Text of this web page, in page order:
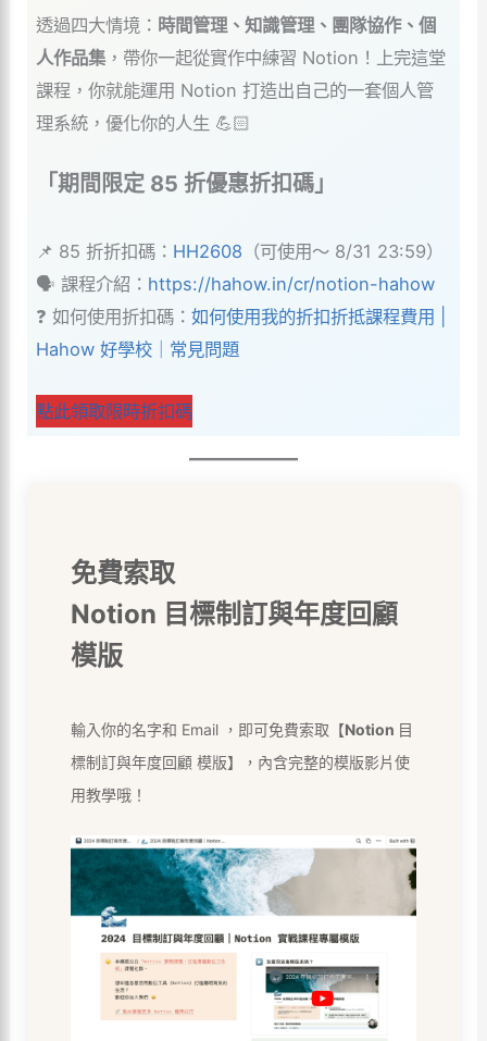
透過四大情境： 時間管理、知識管理、團隊協作、個
人作品集 ，帶你一起從實作中練習 Notion！上完這堂
課程，你就能運用 Notion 打造出自己的一套個人管
理系統，優化你的人生 💪🏻
「期間限定 85 折優惠折扣碼」
📌 85 折折扣碼： HH2608 （可使用～ 8/31 23:59）
🗣 課程介紹： https://hahow.in/cr/notion-hahow
❓ 如何使用折扣碼：如何使用我的折扣折抵課程費用 |
Hahow 好學校｜常見問題
點此領取限時折扣碼
免費索取
Notion 目標制訂與年度回顧
模版
輸入你的名字和 Email ，即可免費索取【Notion 目
標制訂與年度回顧 模版】，內含完整的模版影片使
用教學哦！